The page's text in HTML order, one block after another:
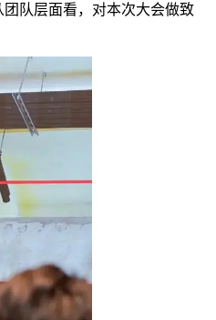
队层面看，对本次大会做致